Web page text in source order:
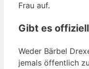
Frau auf.
Gibt es
Weder Bärbel
jemals öffentlich